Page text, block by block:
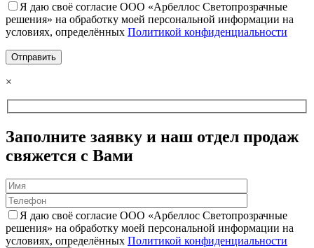
Я даю своё согласие ООО «Арбеллос Светопрозрачные
решения» на обработку моей персональной информации на
условиях, определённых Политикой конфиденциальности
×
Заполните заявку и наш отдел продаж
свяжется с Вами
Я даю своё согласие ООО «Арбеллос Светопрозрачные
решения» на обработку моей персональной информации на
условиях, определённых Политикой конфиденциальности